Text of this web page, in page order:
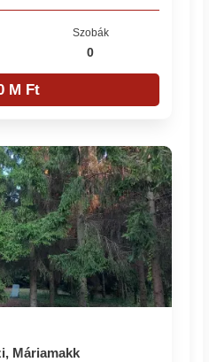
Szobák
0
M Ft
Máriamakk